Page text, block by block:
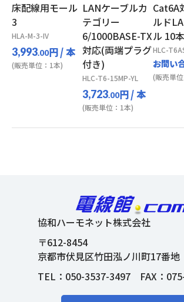
床配線用モール
3
HLA-M-3-IV
3,993.00円/ 本
(販売単位：1本)
LANケーブルカ
テゴリー
6/1000BASE-TX
対応(両端プラグ
付き)
HLC-T6-15MP-YL
3,723.00円/ 本
(販売単位：1本)
Cat6A
ルド
ル 10
HLC-
お問い
(販売単
協和ハーモネット株式会社
〒612-8454
京都市伏見区竹田泓ノ川町17番地
TEL： 050-3537-3497FAX：